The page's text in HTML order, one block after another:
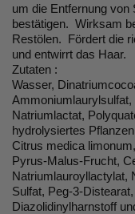
um die Entfernung
bestätigen. Wirksam
Restölen. Fördert die
und entwirrt das Haar.
Zutaten :
Wasser,
Natriumlactat,
hydrolysiertes
Citrus medica
Pyrus-Malus-Frucht,
Natriumlauroyllactylat,
Sulfat, Peg-3-
Diazolidinylharnstoff